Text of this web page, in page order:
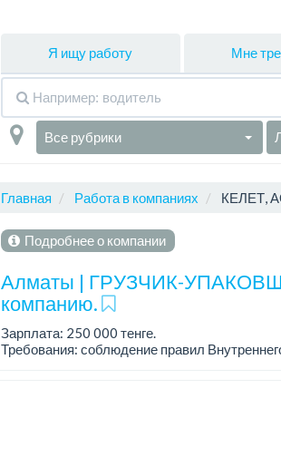
Я ищу работу Мне
Все рубрики
Главная Работа в компаниях КЕЛЕТ,
Подробнее о компании
Алматы | ГРУЗЧИК-
компанию.
Зарплата: 250 000 тенге.
Требования: соблюдение правил